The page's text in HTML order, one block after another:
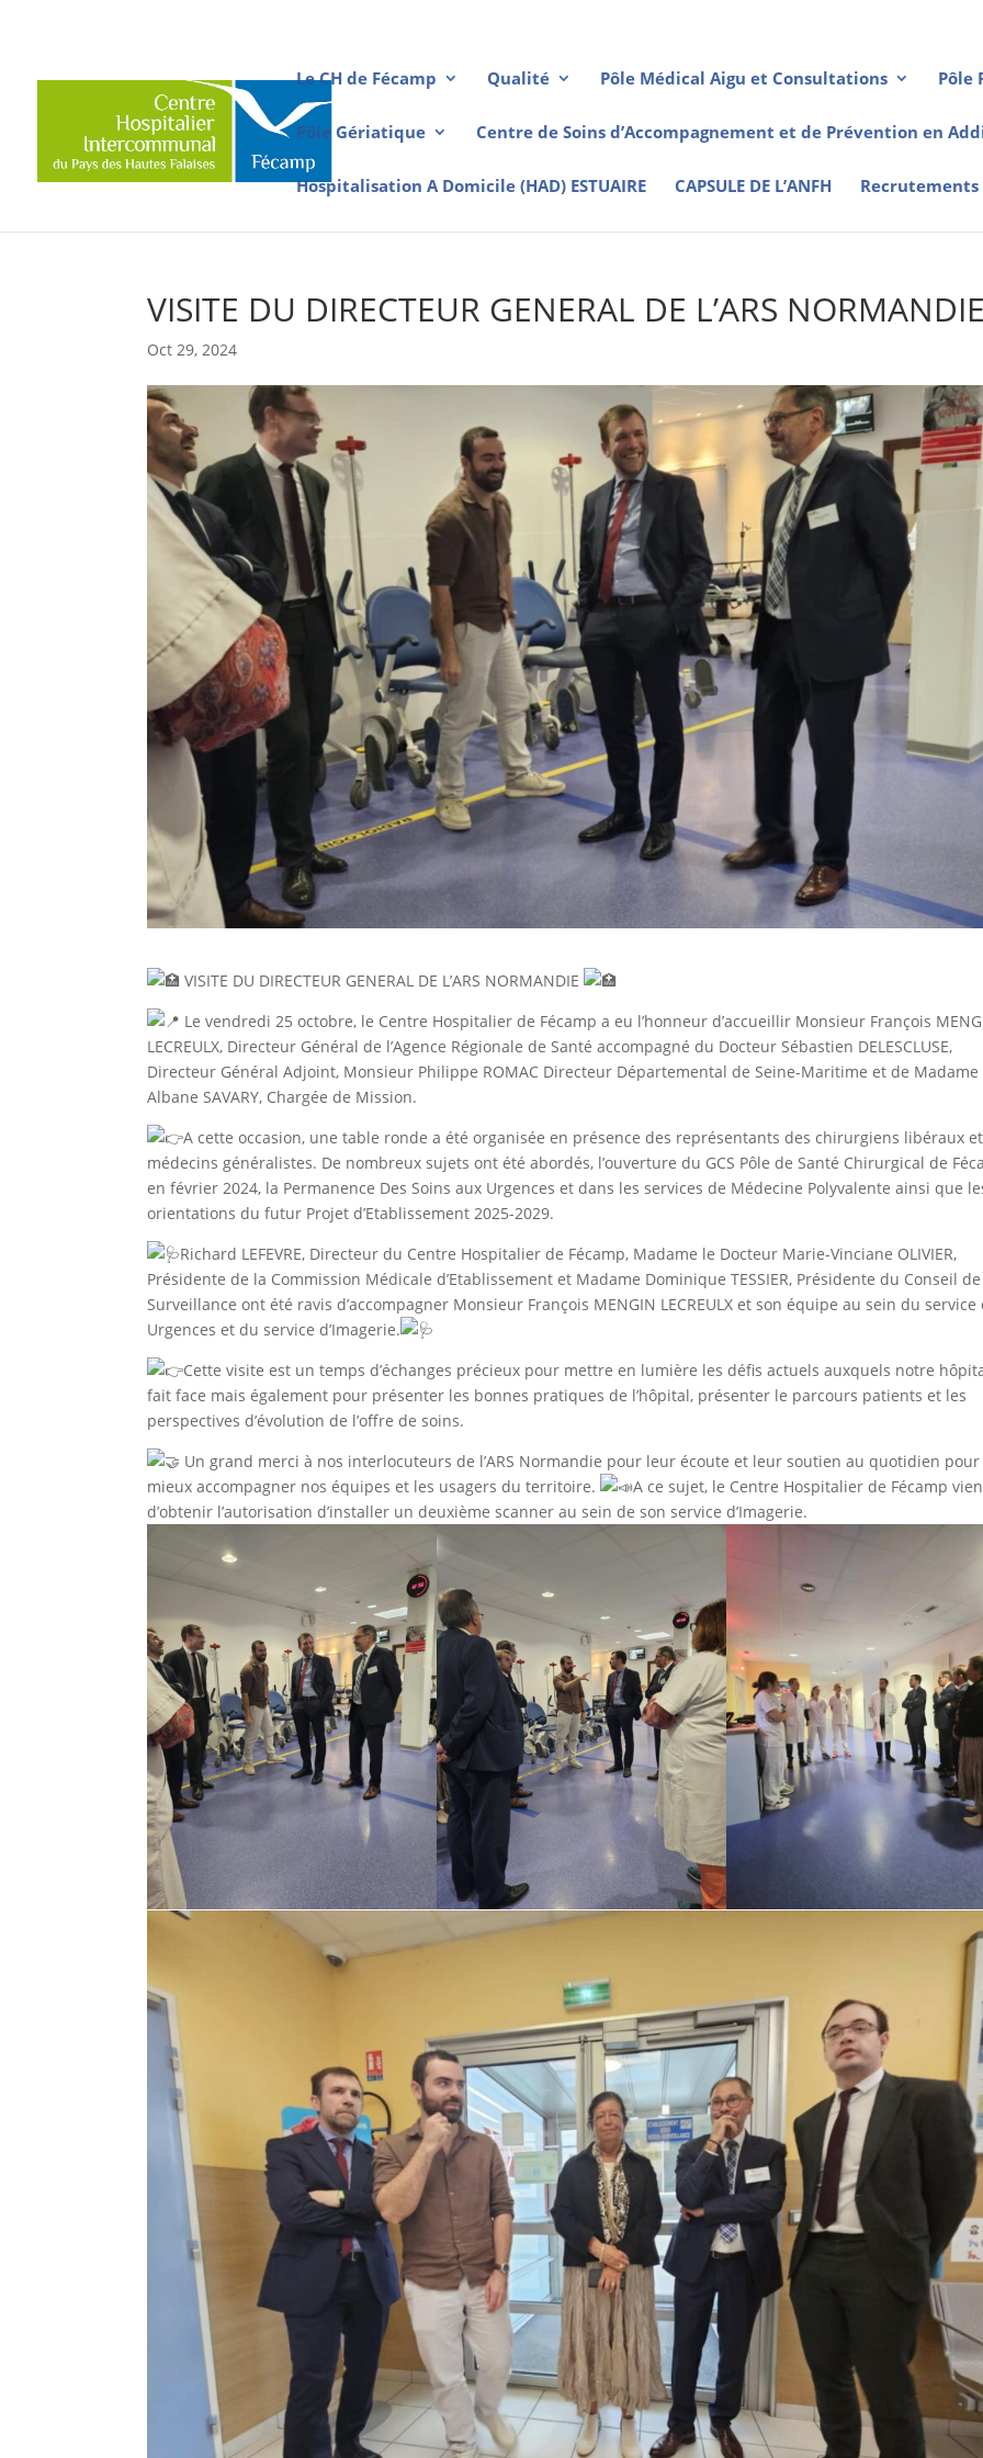
Le CH de Fécamp Qualité Pôle Médical Aigu et Consultations Pôle
Pôle Gériatique Centre de Soins d’Accompagnement et de Prévention en
Hospitalisation A Domicile (HAD) ESTUAIRE CAPSULE DE L’ANFH Recrutements
VISITE DU DIRECTEUR GENERAL DE L’ARS
Oct 29, 2024
VISITE DU DIRECTEUR GENERAL DE L’ARS NORMANDIE
Le vendredi 25 octobre, le Centre Hospitalier de Fécamp a eu l’honneur d’accueillir Monsieur François
LECREULX, Directeur Général de l’Agence Régionale de Santé accompagné du Docteur Sébastien DELESCLUSE,
Directeur Général Adjoint, Monsieur Philippe ROMAC Directeur Départemental de Seine-Maritime et de Madame
Albane SAVARY, Chargée de Mission.
A cette occasion, une table ronde a été organisée en présence des représentants des chirurgiens libéraux
médecins généralistes. De nombreux sujets ont été abordés, l’ouverture du GCS Pôle de Santé Chirurgical de
en février 2024, la Permanence Des Soins aux Urgences et dans les services de Médecine Polyvalente ainsi que
orientations du futur Projet d’Etablissement 2025-2029.
Richard LEFEVRE, Directeur du Centre Hospitalier de Fécamp, Madame le Docteur Marie-Vinciane OLIVIER,
Présidente de la Commission Médicale d’Etablissement et Madame Dominique TESSIER, Présidente du Conseil de
Surveillance ont été ravis d’accompagner Monsieur François MENGIN LECREULX et son équipe au sein du service
Urgences et du service d’Imagerie.
Cette visite est un temps d’échanges précieux pour mettre en lumière les défis actuels auxquels notre
fait face mais également pour présenter les bonnes pratiques de l’hôpital, présenter le parcours patients et les
perspectives d’évolution de l’offre de soins.
Un grand merci à nos interlocuteurs de l’ARS Normandie pour leur écoute et leur soutien au quotidien pour
mieux accompagner nos équipes et les usagers du territoire.
A ce sujet, le Centre Hospitalier de Fécamp
d’obtenir l’autorisation d’installer un deuxième scanner au sein de son service d’Imagerie.